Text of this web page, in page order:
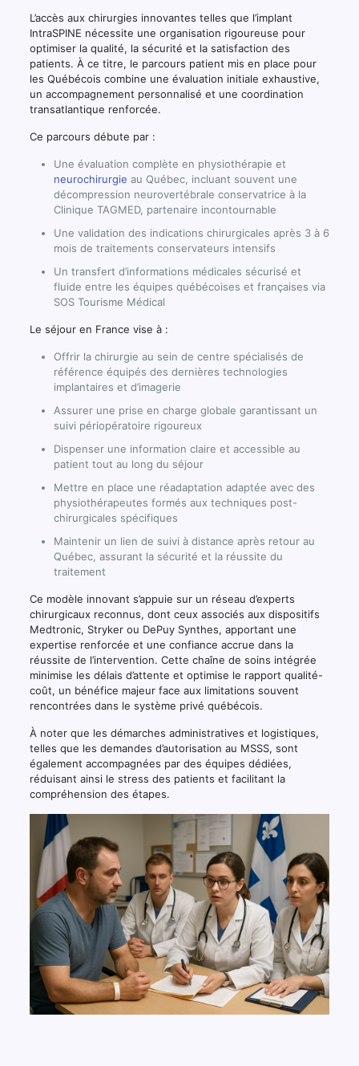
L’accès aux chirurgies innovantes telles que l’implant
IntraSPINE nécessite une organisation rigoureuse pour
optimiser la qualité, la sécurité et la satisfaction des
patients. À ce titre, le parcours patient mis en place pour
les Québécois combine une évaluation initiale exhaustive,
un accompagnement personnalisé et une coordination
transatlantique renforcée.
Ce parcours débute par :
Une évaluation complète en physiothérapie et
neurochirurgie au Québec, incluant souvent une
décompression neurovertébrale conservatrice à la
Clinique TAGMED, partenaire incontournable
Une validation des indications chirurgicales après 3 à 6
mois de traitements conservateurs intensifs
Un transfert d’informations médicales sécurisé et
fluide entre les équipes québécoises et françaises via
SOS Tourisme Médical
Le séjour en France vise à :
Offrir la chirurgie au sein de centre spécialisés de
référence équipés des dernières technologies
implantaires et d’imagerie
Assurer une prise en charge globale garantissant un
suivi périopératoire rigoureux
Dispenser une information claire et accessible au
patient tout au long du séjour
Mettre en place une réadaptation adaptée avec des
physiothérapeutes formés aux techniques post-
chirurgicales spécifiques
Maintenir un lien de suivi à distance après retour au
Québec, assurant la sécurité et la réussite du
traitement
Ce modèle innovant s’appuie sur un réseau d’experts
chirurgicaux reconnus, dont ceux associés aux dispositifs
Medtronic, Stryker ou DePuy Synthes, apportant une
expertise renforcée et une confiance accrue dans la
réussite de l’intervention. Cette chaîne de soins intégrée
minimise les délais d’attente et optimise le rapport qualité-
coût, un bénéfice majeur face aux limitations souvent
rencontrées dans le système privé québécois.
À noter que les démarches administratives et logistiques,
telles que les demandes d’autorisation au MSSS, sont
également accompagnées par des équipes dédiées,
réduisant ainsi le stress des patients et facilitant la
compréhension des étapes.